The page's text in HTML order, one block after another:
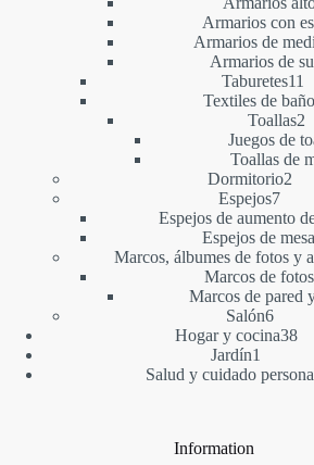
Armarios con
Armarios de
Armarios de
Taburetes11
Textiles de baño
Toallas2
Juegos de
Toallas de
Dormitorio22
Espejos77
Espejos de aumento
Espejos de
Marcos, álbumes de fotos y
Marcos de fotos
Marcos de pared
Salón66
Hogar y cocina3838
Jardín1
Salud y cuidado
Information